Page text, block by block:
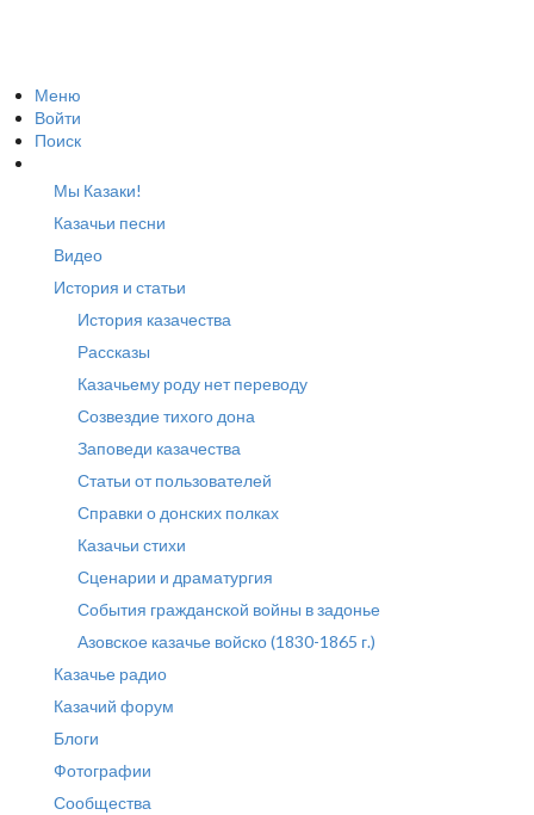
Меню
Войти
Поиск
Мы Казаки!
Казачьи песни
Видео
История и статьи
История казачества
Рассказы
Казачьему роду нет переводу
Созвездие тихого дона
Заповеди казачества
Статьи от пользователей
Справки о донских полках
Казачьи стихи
Сценарии и драматургия
События гражданской войны в задонье
Азовское казачье войско (1830-1865 г.)
Казачье радио
Казачий форум
Блоги
Фотографии
Сообщества